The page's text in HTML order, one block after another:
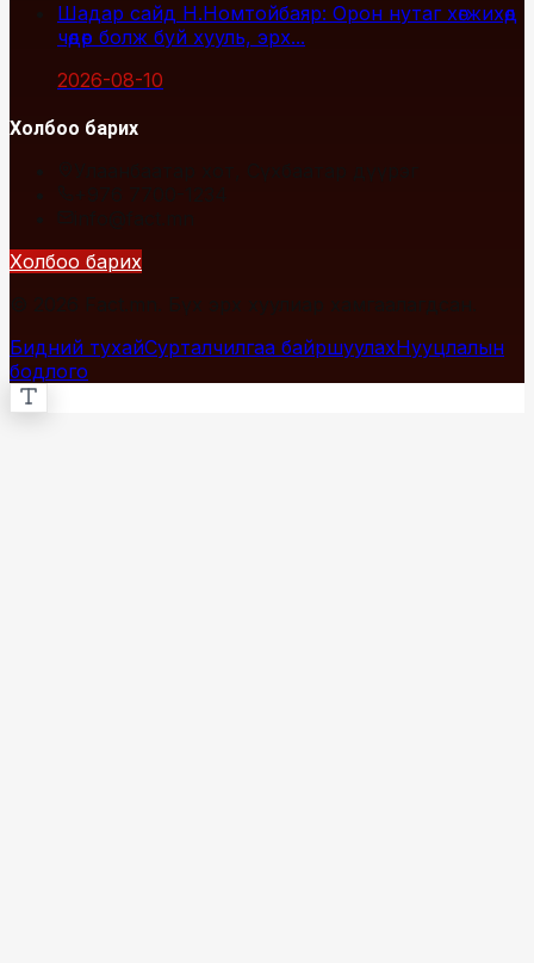
Шадар сайд Н.Номтойбаяр: Орон нутаг хөгжихөд
чөдөр болж буй хууль, эрх...
2026-08-10
Холбоо барих
Холбоо барих
Бидний тухайСурталчилгаа байршуулахНууцлалын
бодлого